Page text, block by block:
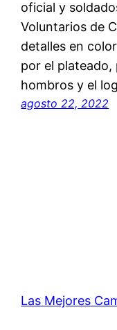
oficial y
Voluntarios de
detalles en
por el plateado,
hombros y el
agosto 22, 2022
Las Mejores